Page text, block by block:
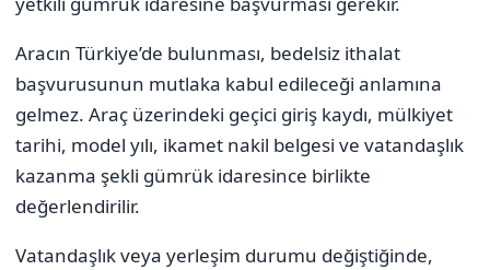
Aracın Türkiye’de bulunması, bedelsiz ithalat
başvurusunun mutlaka kabul edileceği anlamına
gelmez. Araç üzerindeki geçici giriş kaydı, mülkiyet
tarihi, model yılı, ikamet nakil belgesi ve vatandaşlık
kazanma şekli gümrük idaresince birlikte
değerlendirilir.
Vatandaşlık veya yerleşim durumu değiştiğinde,